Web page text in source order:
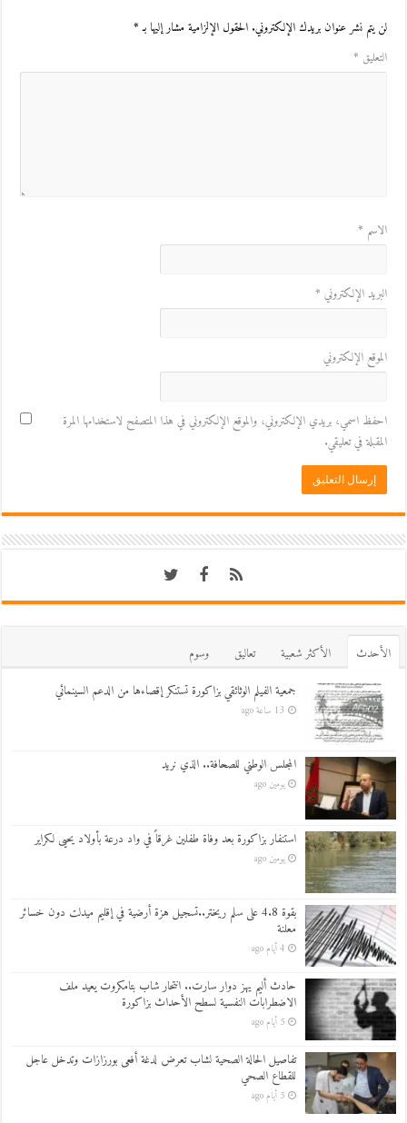
لن يتم نشر عنوان بريدك الإلكتروني. الحقول الإلزامية مشار إليها بـ*
التعليق *
الاسم *
البريد الإلكتروني *
الموقع الإلكتروني
احفظ اسمي، بريدي الإلكتروني، والموقع الإلكتروني في هذا المتصفح لاستخدامها المرة
المقبلة في تعليقي.
اﻷحدث اﻷكثر شعبية تعاليق
وسوم
جمعية الفيلم الوثائقي بزاكورة تستنكر إقصاءها من الدعم السينمائي
13 ساعة ago
المجلس الوطني للصحافة.. الذي نريد
يومين ago
استنفار بزاكورة بعد وفاة طفلين غرقاً في واد درعة بأولاد يحيى لكراير
يومين ago
بقوة 4.8 على سلم ريختر..تسجيل هزة أرضية في إقليم ميدلت دون خسائر
معلنة
4 أيام ago
حادث أليم يهز دوار سارت.. انتحار شاب بتامكروت يعيد ملف
الاضطرابات النفسية لسطح الأحداث بزاكورة
5 أيام ago
تفاصيل الحالة الصحية لشاب تعرض لدغة أفعى بورزازات وتدخل عاجل
للقطاع الصحي
5 أيام ago